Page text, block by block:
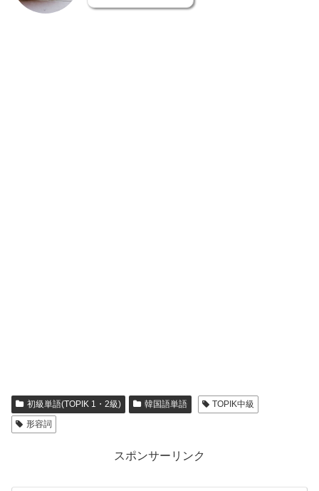
初級単語(TOPIK 1・2級) 韓国語単語
TOPIK中級
形容詞
スポンサーリンク